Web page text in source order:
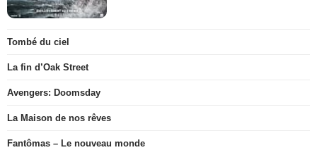
Tombé du ciel
La fin d’Oak Street
Avengers: Doomsday
La Maison de nos rêves
Fantômas – Le nouveau monde